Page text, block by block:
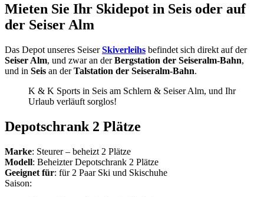
Mieten Sie Ihr Skidepot in Seis oder auf
der Seiser Alm
Das Depot unseres SeiserSkiverleihs befindet sich direkt auf der
Seiser Alm, und zwar an derBergstation der Seiseralm-Bahn,
und in Seis an derTalstation der Seiseralm-Bahn.
K & K Sports in Seis am Schlern & Seiser Alm, und Ihr
Urlaub verläuft sorglos!
Depotschrank 2 Plätze
Marke: Steurer – beheizt 2 Plätze
Modell: Beheizter Depotschrank 2 Plätze
Geeignet für: für 2 Paar Ski und Skischuhe
Saison: